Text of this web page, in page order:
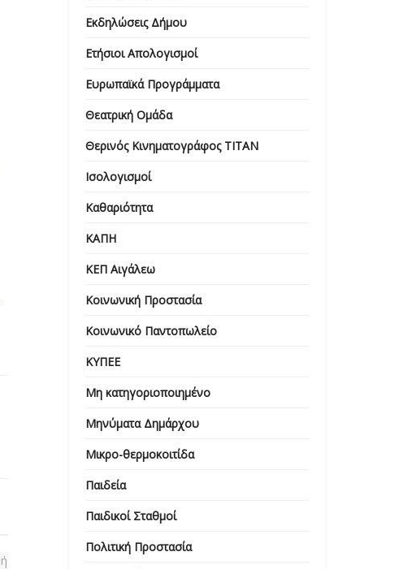
Εκδηλώσεις Δήμου
Ετήσιοι Απολογισμοί
Ευρωπαϊκά Προγράμματα
Θεατρική Ομάδα
Θερινός Κινηματογράφος ΤΙΤΑΝ
Ισολογισμοί
Καθαριότητα
ΚΑΠΗ
ΚΕΠ Αιγάλεω
Κοινωνική Προστασία
Κοινωνικό Παντοπωλείο
ΚΥΠΕΕ
Μη κατηγοριοποιημένο
Μηνύματα Δημάρχου
Μικρο-θερμοκοιτίδα
Παιδεία
Παιδικοί Σταθμοί
Πολιτική Προστασία